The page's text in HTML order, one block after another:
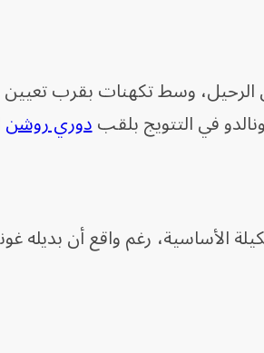
الرحيل، وسط تكهنات بقرب
في التتويج بلقبدوري روشن
الأساسية، رغم واقع أن